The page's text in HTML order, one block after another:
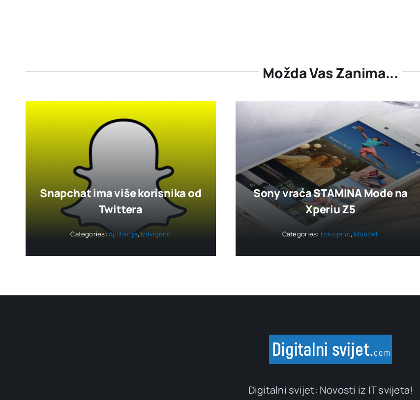
Možda Vas Zanima...
Snapchat ima više korisnika od
Twittera
Categories:Aplikacije, Izdvojeno
Sony vraća STAMINA Mode na
Xperiu Z5
Categories: Izdvojeno, Mobiteli
Digitalni svijet: Novosti iz IT svijeta!